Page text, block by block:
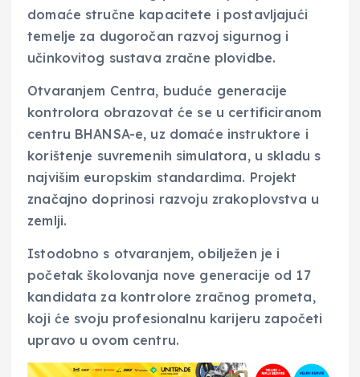
domaće stručne kapacitete i postavljajući
temelje za dugoročan razvoj sigurnog i
učinkovitog sustava zračne plovidbe.
Otvaranjem Centra, buduće generacije
kontrolora obrazovat će se u certificiranom
centru BHANSA-e, uz domaće instruktore i
korištenje suvremenih simulatora, u skladu s
najvišim europskim standardima. Projekt
značajno doprinosi razvoju zrakoplovstva u
zemlji.
Istodobno s otvaranjem, obilježen je i
početak školovanja nove generacije od 17
kandidata za kontrolore zračnog prometa,
koji će svoju profesionalnu karijeru započeti
upravo u ovom centru.